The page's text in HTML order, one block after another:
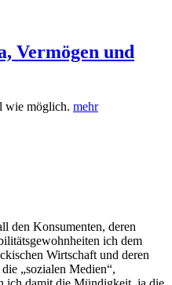
Vermögen und
wie möglich. mehr
den Konsumenten, deren
ich dem
Wirtschaft und deren
„sozialen Medien“,